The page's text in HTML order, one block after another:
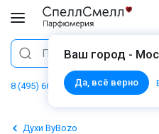
Ваш город -
Да, всё верно
Поиск
8 (495) 668 06 02
Духи ByBozo